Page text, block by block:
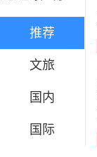
推荐
文旅
国内
国际